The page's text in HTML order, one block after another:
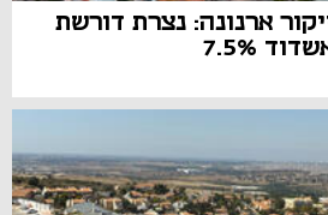
ארנונה: נצרת דורשת